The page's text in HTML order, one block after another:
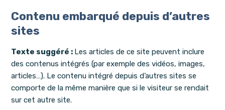
Contenu embarqué depuis d’autres
sites
Texte suggéré : Les articles de ce site peuvent inclure
des contenus intégrés (par exemple des vidéos, images,
articles…). Le contenu intégré depuis d’autres sites se
comporte de la même manière que si le visiteur se rendait
sur cet autre site.